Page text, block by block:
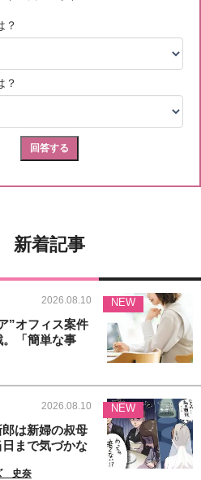
新着記事
2026.08.10
”オフィス案件
。「簡単な事
NEW
2026.08.10
は新婦の叔母
まで気づかな
史奈
NEW